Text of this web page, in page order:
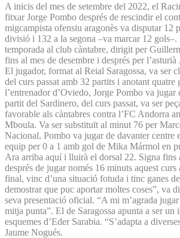
A inicis del mes de setembre del 2022, el
fitxar Jorge Pombo després de rescindir el
migcampista ofensiu aragonès va disputar 12
divisió i 132 a la segona –va marcar 12 gols–.
temporada al club càntabre, dirigit per
fins al mes de desembre i després per
El jugador, format al Reial Saragossa, va ser
del curs passat amb 32 partits i anotant
l’entrenador d’Oviedo, Jorge Pombo va
partit del Sardinero, del curs passat, va ser
favorable als càntabres contra l’FC Andorra
Mboula. Va ser substituït al minut 76 per
Nacional, Pombo va jugar de davanter centre
equip per 0 a 1 amb gol de Mika Mármol en
Ara arriba aquí i lluirà el dorsal 22. Signa fins
després de jugar només 16 minuts aquest
final, vinc d’una situació fotuda i tinc ganes
demostrar que puc aportar moltes coses”, va
seva presentació oficial. “A mi m’agrada
mitja punta”. El de Saragossa apunta a ser un
esquemes d’Eder Sarabia. “S’adapta a
Jaume Nogués.